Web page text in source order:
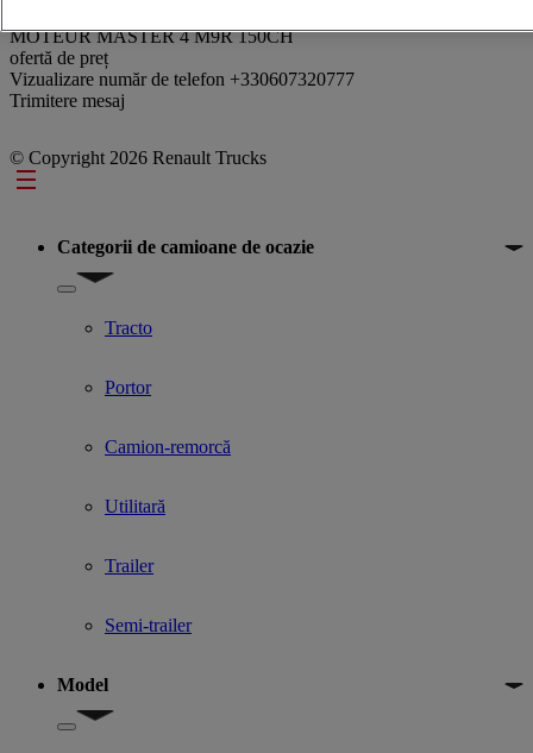
MOTEUR MASTER 4 M9R 150CH
ofertă de preț
Vizualizare număr de telefon +330607320777
Trimitere mesaj
© Copyright 2026 Renault Trucks
Footer
Categorii de camioane de ocazie
Show submenu for Categorii de camioane de ocazie
Tracto
Portor
Camion-remorcă
Utilitară
Trailer
Semi-trailer
Model
Show submenu for Model